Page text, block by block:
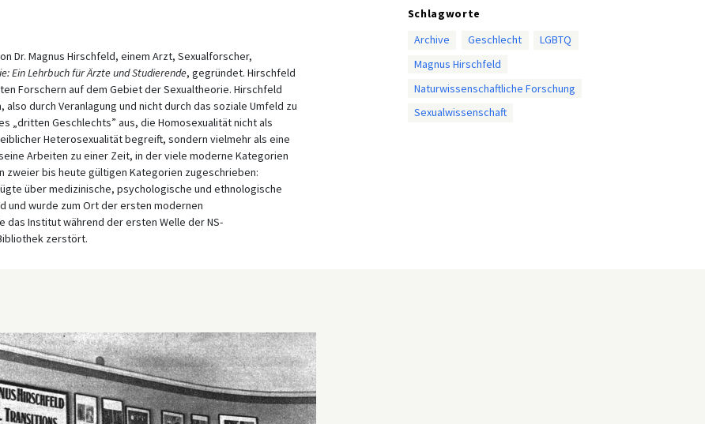
Dr. Magnus Hirschfeld, einem Arzt, Sexualforscher,
Ein Lehrbuch für Ärzte und Studierende, gegründet. Hirschfeld
Forschern auf dem Gebiet der Sexualtheorie. Hirschfeld
durch Veranlagung und nicht durch das soziale Umfeld zu
„dritten Geschlechts” aus, die Homosexualität nicht als
Heterosexualität begreift, sondern vielmehr als eine
Arbeiten zu einer Zeit, in der viele moderne Kategorien
bis heute gültigen Kategorien zugeschrieben:
über medizinische, psychologische und ethnologische
und wurde zum Ort der ersten modernen
das Institut während der ersten Welle der NS-
zerstört.
Schlagworte
Archive
Geschlecht
LGBTQ
Magnus Hirschfeld
Naturwissenschaftliche Forschung
Sexualwissenschaft